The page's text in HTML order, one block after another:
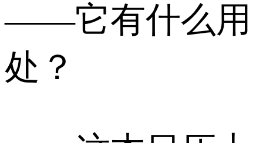
——它有什么用
处？